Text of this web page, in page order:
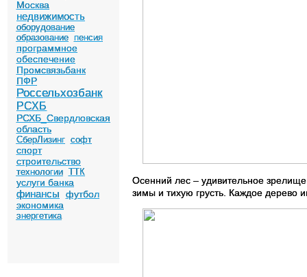
Москва
недвижимость
оборудование
образование пенсия
программное
обеспечение
Промсвязьбанк
ПФР
Россельхозбанк
РСХБ
РСХБ_Свердловская
область
СберЛизинг софт
спорт
строительство
технологии ТТК
услуги банка
финансы
футбол
экономика
энергетика
Осенний лес – удивительное
зимы и тихую грусть. Каждое дерево